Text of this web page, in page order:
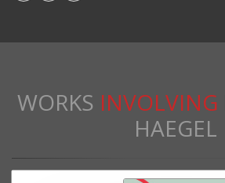
WORKS INVOLVING
HAEGEL